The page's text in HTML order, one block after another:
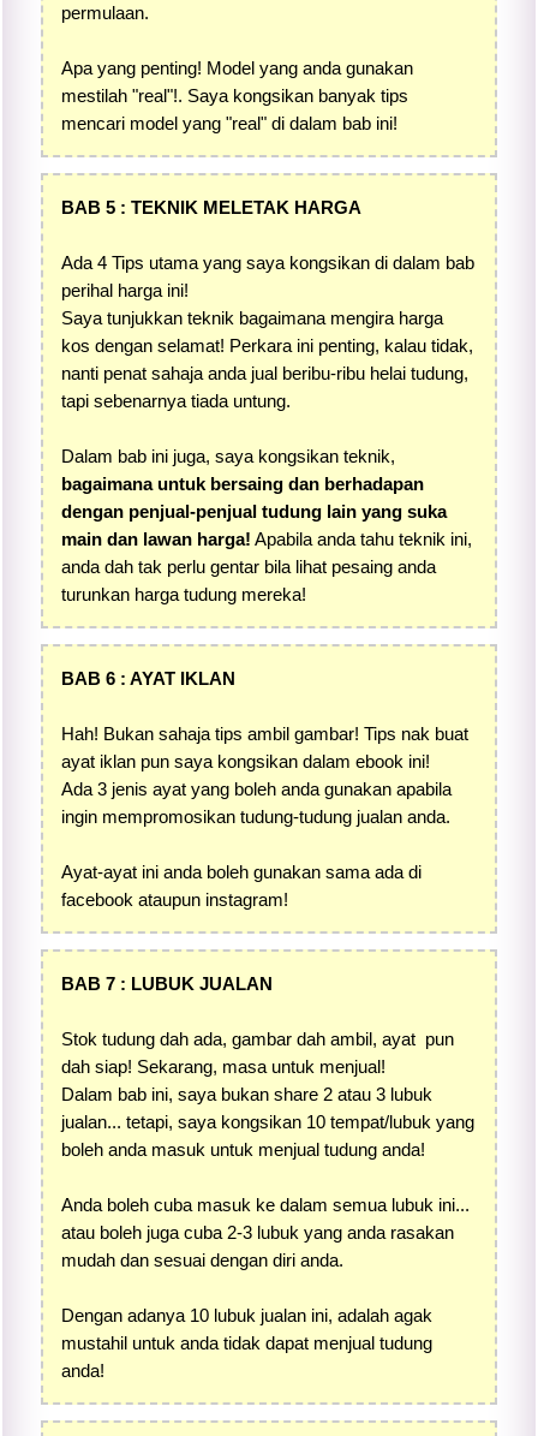
permulaan.
Apa yang penting! Model yang anda gunakan
mestilah "real"!. Saya kongsikan banyak tips
mencari model yang "real" di dalam bab ini!
BAB 5 : TEKNIK MELETAK HARGA
Ada 4 Tips utama yang saya kongsikan di dalam bab
perihal harga ini!
Saya tunjukkan teknik bagaimana mengira harga
kos dengan selamat! Perkara ini penting, kalau tidak,
nanti penat sahaja anda jual beribu-ribu helai tudung,
tapi sebenarnya tiada untung.
Dalam bab ini juga, saya kongsikan teknik,
bagaimana untuk bersaing dan berhadapan
dengan penjual-penjual tudung lain yang suka
main dan lawan harga! Apabila anda tahu teknik ini,
anda dah tak perlu gentar bila lihat pesaing anda
turunkan harga tudung mereka!
BAB 6 : AYAT IKLAN
Hah! Bukan sahaja tips ambil gambar! Tips nak buat
ayat iklan pun saya kongsikan dalam ebook ini!
Ada 3 jenis ayat yang boleh anda gunakan apabila
ingin mempromosikan tudung-tudung jualan anda.
Ayat-ayat ini anda boleh gunakan sama ada di
facebook ataupun instagram!
BAB 7 : LUBUK JUALAN
Stok tudung dah ada, gambar dah ambil, ayat pun
dah siap! Sekarang, masa untuk menjual!
Dalam bab ini, saya bukan share 2 atau 3 lubuk
jualan... tetapi, saya kongsikan 10 tempat/lubuk yang
boleh anda masuk untuk menjual tudung anda!
Anda boleh cuba masuk ke dalam semua lubuk ini...
atau boleh juga cuba 2-3 lubuk yang anda rasakan
mudah dan sesuai dengan diri anda.
Dengan adanya 10 lubuk jualan ini, adalah agak
mustahil untuk anda tidak dapat menjual tudung
anda!